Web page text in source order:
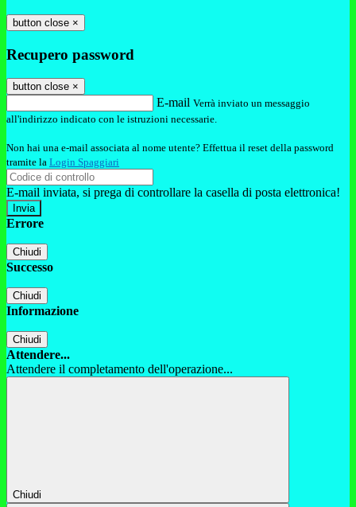
button close ×
Recupero password
button close ×
E-mail Verrà inviato un messaggio
all'indirizzo indicato con le istruzioni necessarie.
Non hai una e-mail associata al nome utente? Effettua il reset della password
tramite la Login Spaggiari
E-mail inviata, si prega di controllare la casella di posta elettronica!
Errore
Chiudi
Successo
Chiudi
Informazione
Chiudi
Attendere...
Attendere il completamento dell'operazione...
Chiudi